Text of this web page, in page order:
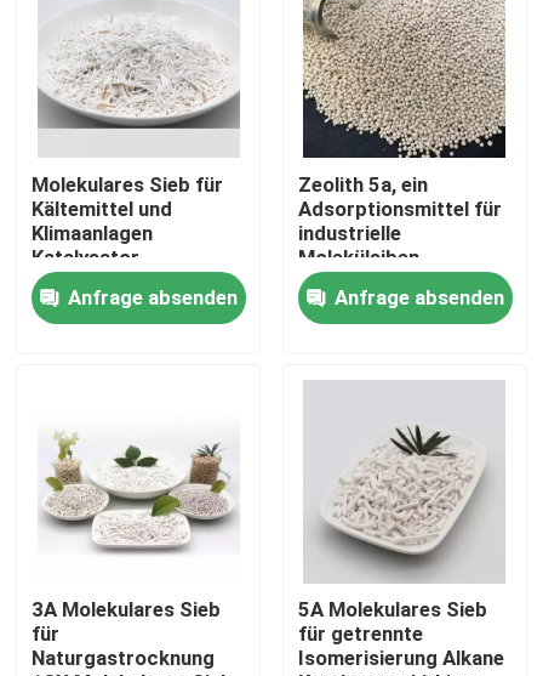
Zu Hause
Produkte
Videos
Molekulares Sieb für
Kältemittel und
Klimaanlagen
Katalysator
Molekulares Sieb 5A
Anfrage absenden
Zeolith 5a, ein
Adsorptionsmittel für
industrielle
Molekülsiben
Anfrage absenden
3A Molekulares Sieb
für
Naturgastrocknung
5A Molekulares Sieb
für getrennte
Isomerisierung Alkane